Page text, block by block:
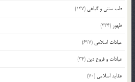
طب سنتی و گیاهی (147)
ظهور (334)
عبادات اسلامی (627)
عبادات و فروع دین (34)
عقاید اسلامی (70)